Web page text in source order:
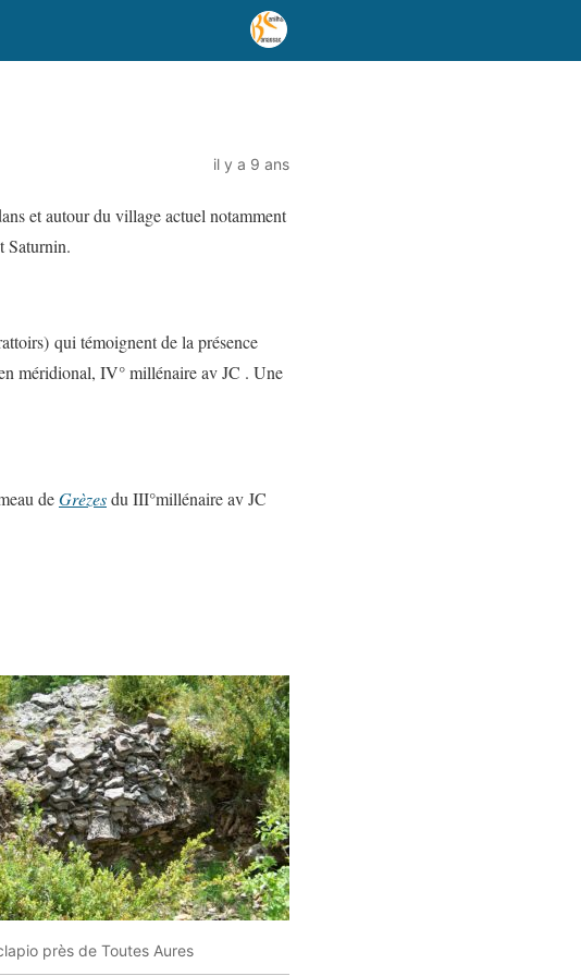
il y a 9 ans
et autour du village actuel notamment
Saturnin.
qui témoignent de la présence
méridional, IV° millénaire av JC . Une
deGrèzesdu III°millénaire av JC
près de Toutes Aures